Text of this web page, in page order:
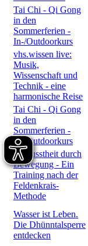
Tai Chi - Qi Gong
in den
Sommerferien -
In-/Outdoorkurs
vhs.wissen live:
Musik,
Wissenschaft und
Technik - eine
harmonische Reise
Tai Chi - Qi Gong
in den
Sommerferien -
In-/Outdoorkurs
Bewusstheit durch
Bewegung - Ein
Training nach der
Feldenkrais-
Methode
Wasser ist Leben.
Die Dhünntalsperre
entdecken